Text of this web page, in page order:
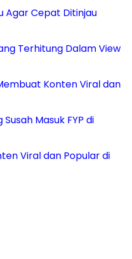
Agar Cepat Ditinjau
Terhitung Dalam View
Konten Viral dan
Masuk FYP di
Viral dan Popular di